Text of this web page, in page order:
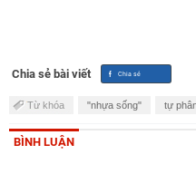
Chia sẻ bài viết
Từ khóa "nhựa sống" tự
BÌNH LUẬN